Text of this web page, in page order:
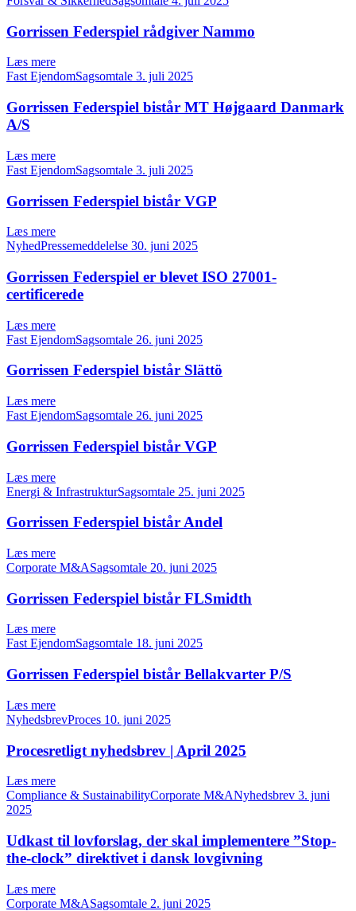
Gorrissen Federspiel rådgiver Nammo
Læs mere
Fast EjendomSagsomtale 3. juli 2025
Gorrissen Federspiel bistår MT Højgaard Danmark
A/S
Læs mere
Fast EjendomSagsomtale 3. juli 2025
Gorrissen Federspiel bistår VGP
Læs mere
NyhedPressemeddelelse 30. juni 2025
Gorrissen Federspiel er blevet ISO 27001-
certificerede
Læs mere
Fast EjendomSagsomtale 26. juni 2025
Gorrissen Federspiel bistår Slättö
Læs mere
Fast EjendomSagsomtale 26. juni 2025
Gorrissen Federspiel bistår VGP
Læs mere
Energi & InfrastrukturSagsomtale 25. juni 2025
Gorrissen Federspiel bistår Andel
Læs mere
Corporate M&ASagsomtale 20. juni 2025
Gorrissen Federspiel bistår FLSmidth
Læs mere
Fast EjendomSagsomtale 18. juni 2025
Gorrissen Federspiel bistår Bellakvarter P/S
Læs mere
NyhedsbrevProces 10. juni 2025
Procesretligt nyhedsbrev | April 2025
Læs mere
Compliance & SustainabilityCorporate M&ANyhedsbrev 3. juni
2025
Udkast til lovforslag, der skal implementere ”Stop-
the-clock” direktivet i dansk lovgivning
Læs mere
Corporate M&ASagsomtale 2. juni 2025